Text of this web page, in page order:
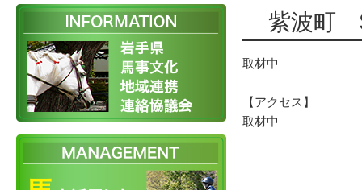
紫波町
取材中
【アクセス】
取材中